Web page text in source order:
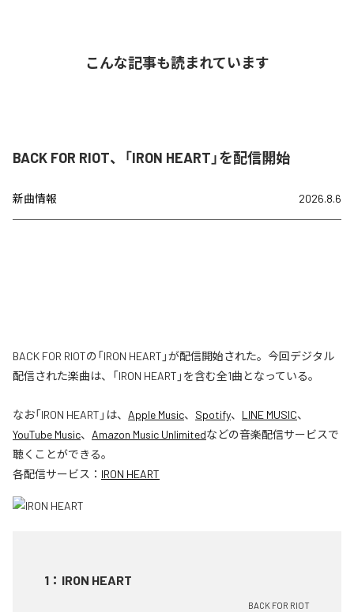
こんな記事も読まれています
BACK FOR RIOT、「IRON HEART」を配信開始
新曲情報 2026.8.6
BACK FOR RIOTの「IRON HEART」が配信開始された。今回デジタル
配信された楽曲は、「IRON HEART」を含む全1曲となっている。
なお「IRON HEART 」は、 Apple Music、 Spotify、 LINE MUSIC、
YouTube Music、 Amazon Music Unlimitedなどの音楽配信サービスで
聴くことができる。
各配信サービス： IRON HEART
1 ： IRON HEART
BACK FOR RIOT